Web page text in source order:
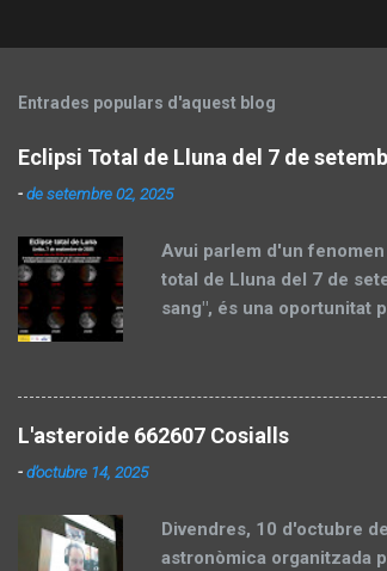
Entrades populars d'aquest blog
Eclipsi Total de Lluna del 7 de
-de setembre 02, 2025
Avui parlem d'un
total de Lluna del 7 de
sang", és una oportunitat
l'eclipsi, amb informació
després amb un recull
(SALL). Part 1:
L'asteroide 662607 Cosialls
-d’octubre 14, 2025
Divendres, 10 d'octubre
astronòmica organitzada